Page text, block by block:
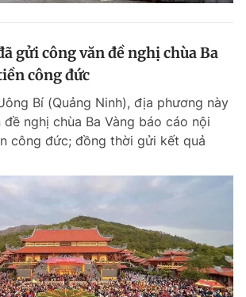
điện thoại
Liên hệ quảng cáo
gửi công văn đề nghị chùa Ba
công đức
Bí (Quảng Ninh), địa phương này
nghị chùa Ba Vàng báo cáo nội
công đức; đồng thời gửi kết quả